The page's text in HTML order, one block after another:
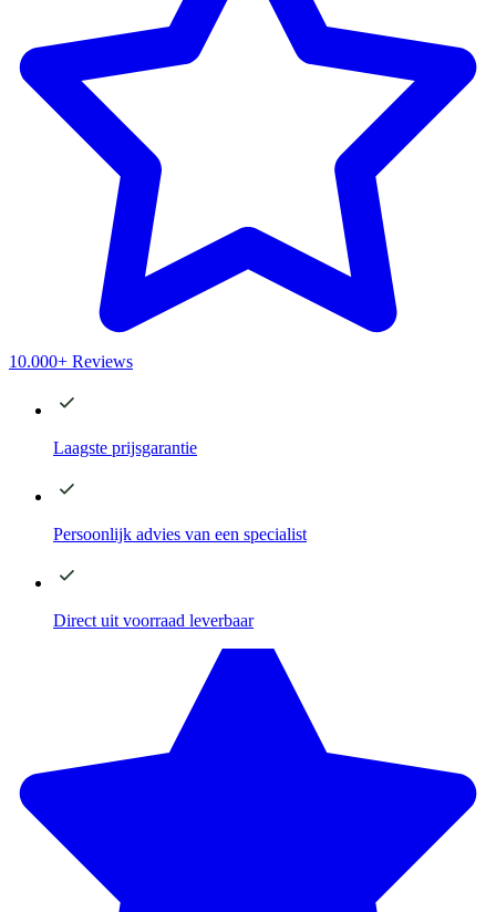
10.000+ Reviews
Laagste prijsgarantie
Persoonlijk advies van een specialist
Direct uit voorraad leverbaar